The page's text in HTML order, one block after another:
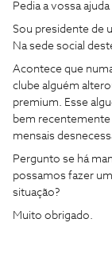
Pedia a vossa
Sou presidente de
Na sede social
Acontece que
clube alguém
premium. Esse
bem
mensais
Pergunto se há
possamos fazer
situação?
Muito obrigado.